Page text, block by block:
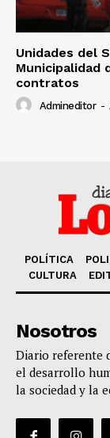
Unidades del
Municipalidad
contratos
Admineditor -
POLÍTICA
CULTURA
Nosotros
Diario referente
el desarrollo
la sociedad y la